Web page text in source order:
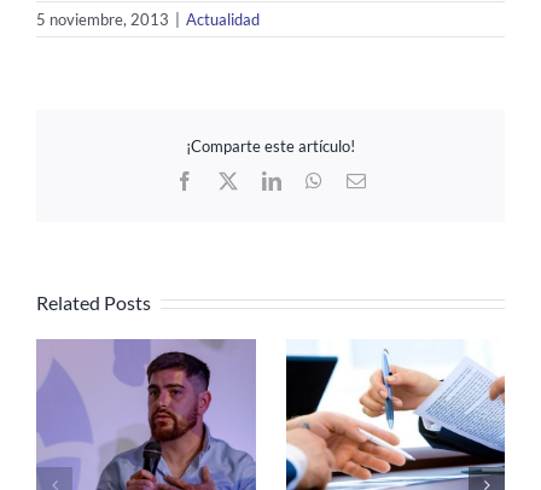
5 noviembre, 2013 Actualidad
¡Comparte este artículo!
Facebook
LinkedInWhatsApp
Email
Related Posts